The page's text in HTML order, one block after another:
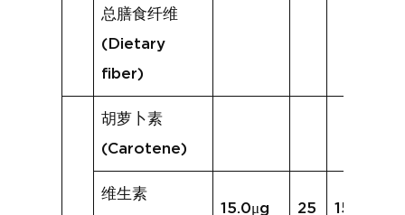
总膳食纤维
(Dietary
fiber)
胡萝卜素
(Carotene)
维生素
15.0μg 25 15.3μg